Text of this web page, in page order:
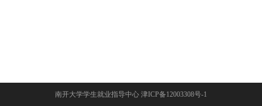
南开大学学生就业指导中心 津ICP备12003308号-1